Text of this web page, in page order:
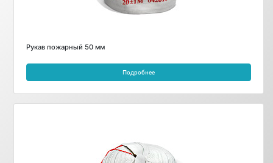
Рукав пожарный 50 мм
Подробнее